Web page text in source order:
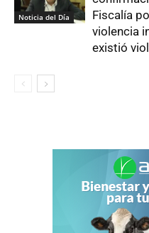
Noticia del Día
Fiscalía
violencia
existió